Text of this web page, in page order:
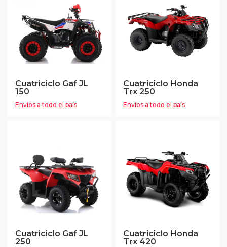
Cuatriciclo Gaf JL
150
Envíos a todo el país
Cuatriciclo Honda
Trx 250
Envíos a todo el país
Cuatriciclo Gaf JL
250
Cuatriciclo Honda
Trx 420